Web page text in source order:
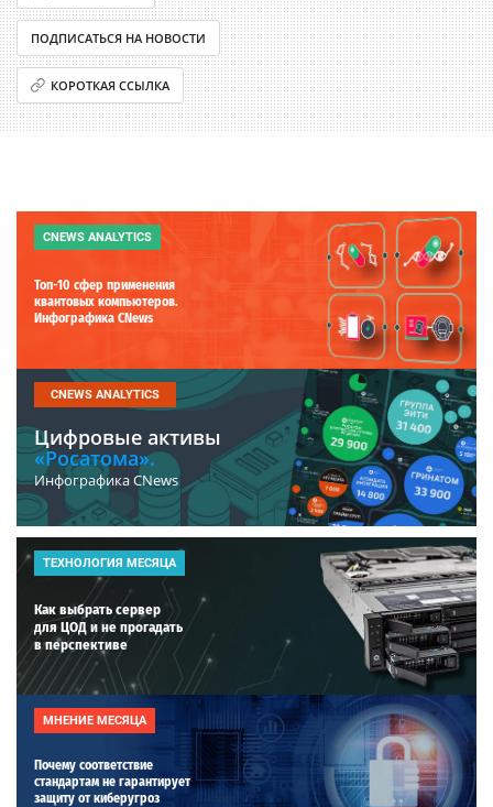
ПОДПИСАТЬСЯ НА НОВОСТИ
КОРОТКАЯ ССЫЛКА
CNEWS ANALYTICS
Топ-10 сфер применения
квантовых компьютеров.
Инфографика CNews
CNEWS ANALYTICS
Цифровые активы
«Росатома».
Инфографика CNews
ТЕХНОЛОГИЯ МЕСЯЦА
Как выбрать сервер
для ЦОД и не прогадать
в перспективе
МНЕНИЕ МЕСЯЦА
Почему соответствие
стандартам не гарантирует
защиту от киберугроз